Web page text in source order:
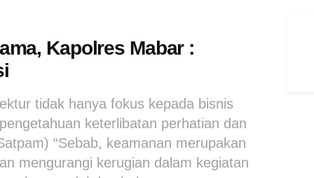
Kapolres Mabar :
tidak hanya fokus kepada bisnis
keterlibatan perhatian dan
“Sebab, keamanan merupakan
mengurangi kerugian dalam kegiatan